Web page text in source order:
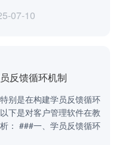
07-10
反馈循环机制
别是在构建学员反馈循环
下是对客户管理软件在教
： ###一、学员反馈循环